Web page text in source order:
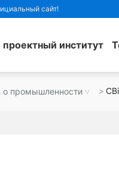
сайт!
проектный институт
промышленности